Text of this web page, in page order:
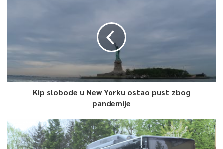
Article Rating
Kip slobode u New Yorku ostao pust zbog
pandemije